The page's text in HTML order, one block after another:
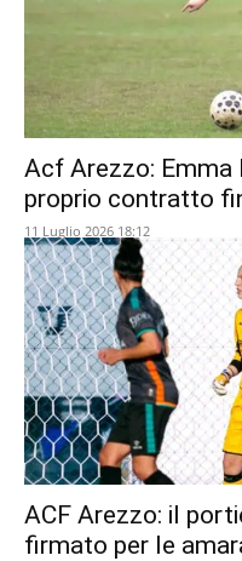
Acf Arezzo: Emma
proprio contratto
11 Luglio 2026 18:12
ACF Arezzo: il
firmato per le